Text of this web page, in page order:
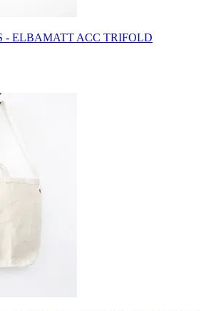
- ELBAMATT ACC TRIFOLD